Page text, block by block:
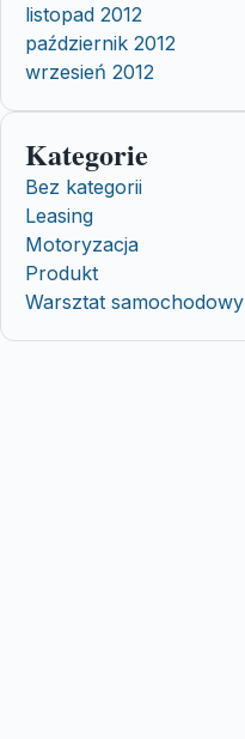
listopad 2012
październik 2012
wrzesień 2012
Kategorie
Bez kategorii
Leasing
Motoryzacja
Produkt
Warsztat samochodowy